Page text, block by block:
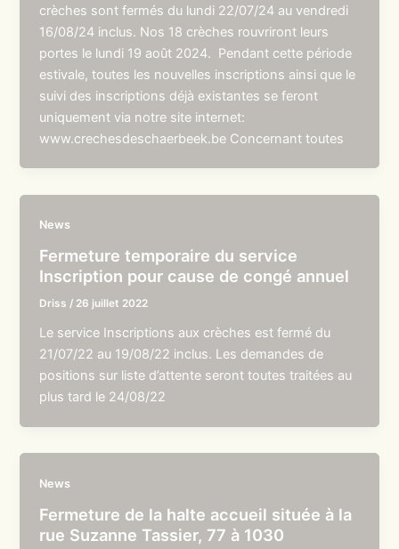
crèches sont fermés du lundi 22/07/24 au vendredi
16/08/24 inclus. Nos 18 crèches rouvriront leurs
portes le lundi 19 août 2024. Pendant cette période
estivale, toutes les nouvelles inscriptions ainsi que le
suivi des inscriptions déjà existantes se feront
uniquement via notre site internet:
www.crechesdeschaerbeek.be Concernant toutes
News
Fermeture temporaire du service
Inscription pour cause de congé annuel
Driss / 26 juillet 2022
Le service Inscriptions aux crèches est fermé du
21/07/22 au 19/08/22 inclus. Les demandes de
positions sur liste d’attente seront toutes traitées au
plus tard le 24/08/22
News
Fermeture de la halte accueil située à la
rue Suzanne Tassier, 77 à 1030